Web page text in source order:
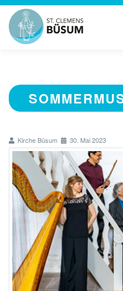
AKTUELL
GESCHICHTE
Kirche Büsum 30. Mai 2023